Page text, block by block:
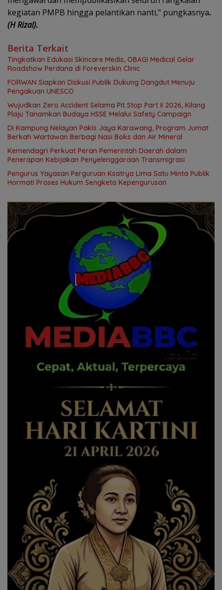
kegiatan PMPB hingga pelantikan nanti,” pungkasnya.
(H Rizal).
Berita Terkait
Tingkatkan Edukasi Skincare Medis, OBAGI Medical Gelar
Roadshow Perdana di Foreverskin Clinic
FORWAN Siapkan Diskusi Publik Dukung Dangdut Menuju
Pengakuan UNESCO
Wujudkan Zero Accident Selama Pit Stop Part II 2026, Kilang
Plaju Tanamkan Budaya HSSE Melalui Safety Campaign
Di Kampung Nelayan Pakis Jaya Karawang, Program Jumat
Berkah Wartawan Berbagi Nasi Boks dan Air Mineral
Kemendagri Perkuat Peran Pemerintah Daerah dalam
Penerapan Kebijakan Penyelenggaraan Transmigrasi
Pengurus Yayasan Perguruan Ksatrya Lima Satu Minta Publik
Hormati Proses Hukum Sengketa Kepengurusan